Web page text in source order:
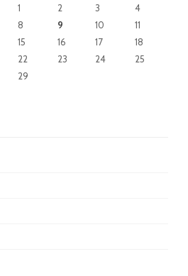
1
2 3
4
8 9 10
11
15 16 17
18
22 23 24
25
29